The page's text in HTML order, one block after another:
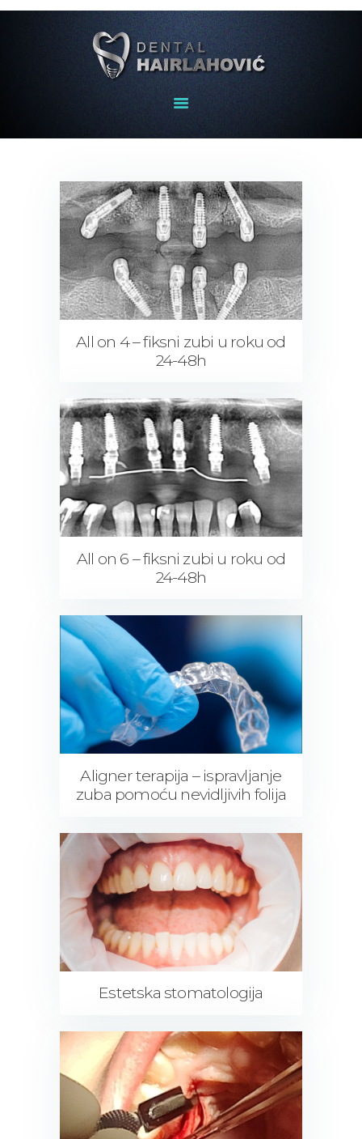
GALERIJA
KONTAKT
ČESTO
POSTAVLJENA
PITANJA
All on 4 – fiksni zubi u roku od
24-48h
All on 6 – fiksni zubi u roku od
24-48h
Aligner terapija – ispravljanje
zuba pomoću nevidljivih folija
Estetska stomatologija